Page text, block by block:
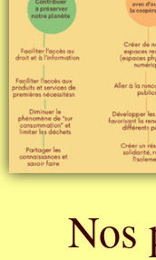
Nos